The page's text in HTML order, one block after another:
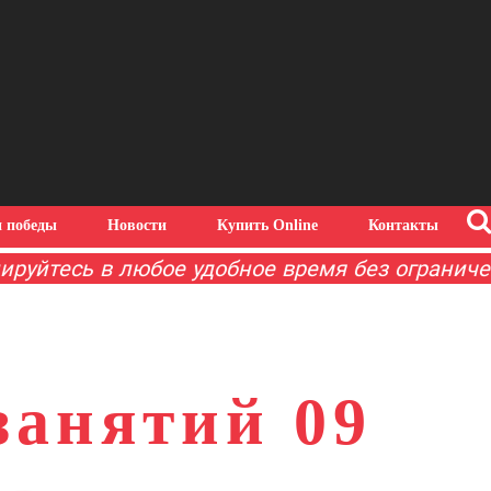
Новости Купить Online Контакты
в любое удобное время без
09